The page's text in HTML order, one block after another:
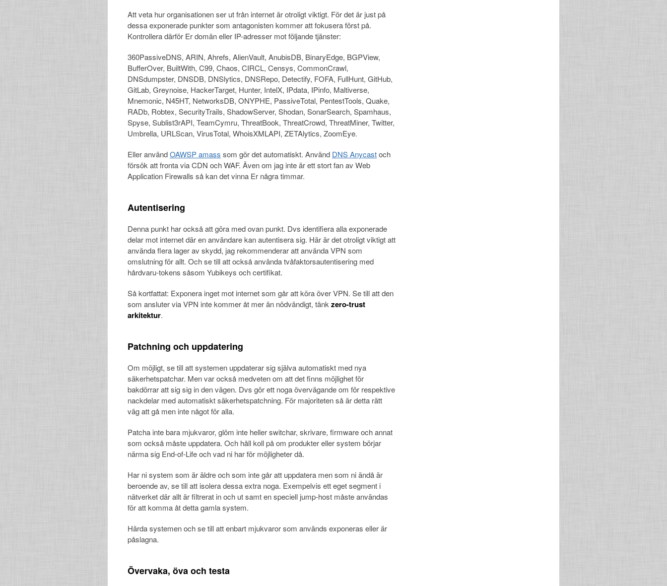
Att veta hur organisationen ser ut från internet är otroligt viktigt. För det är just på
dessa exponerade punkter som antagonisten kommer att fokusera först på.
Kontrollera därför Er domän eller IP-adresser mot följande tjänster:
360PassiveDNS, ARIN, Ahrefs, AlienVault, AnubisDB, BinaryEdge, BGPView,
BufferOver, BuiltWith, C99, Chaos, CIRCL, Censys, CommonCrawl,
DNSdumpster, DNSDB, DNSlytics, DNSRepo, Detectify, FOFA, FullHunt, GitHub,
GitLab, Greynoise, HackerTarget, Hunter, IntelX, IPdata, IPinfo, Maltiverse,
Mnemonic, N45HT, NetworksDB, ONYPHE, PassiveTotal, PentestTools, Quake,
RADb, Robtex, SecurityTrails, ShadowServer, Shodan, SonarSearch, Spamhaus,
Spyse, Sublist3rAPI, TeamCymru, ThreatBook, ThreatCrowd, ThreatMiner, Twitter,
Umbrella, URLScan, VirusTotal, WhoisXMLAPI, ZETAlytics, ZoomEye.
Eller användOAWSP amass som gör det automatiskt. Använd DNS Anycastoch
försök att fronta via CDN och WAF. Även om jag inte är ett stort fan av Web
Application Firewalls så kan det vinna Er några timmar.
Autentisering
Denna punkt har också att göra med ovan punkt. Dvs identifiera alla exponerade
delar mot internet där en användare kan autentisera sig. Här är det otroligt viktigt att
använda flera lager av skydd, jag rekommenderar att använda VPN som
omslutning för allt. Och se till att också använda tvåfaktorsautentisering med
hårdvaru-tokens såsom Yubikeys och certifikat.
Så kortfattat: Exponera inget mot internet som går att köra över VPN. Se till att den
som ansluter via VPN inte kommer åt mer än nödvändigt, tänk zero-trust
arkitektur.
Patchning och uppdatering
Om möjligt, se till att systemen uppdaterar sig själva automatiskt med nya
säkerhetspatchar. Men var också medveten om att det finns möjlighet för
bakdörrar att sig sig in den vägen. Dvs gör ett noga övervägande om för respektive
nackdelar med automatiskt säkerhetspatchning. För majoriteten så är detta rätt
väg att gå men inte något för alla.
Patcha inte bara mjukvaror, glöm inte heller switchar, skrivare, firmware och annat
som också måste uppdatera. Och håll koll på om produkter eller system börjar
närma sig End-of-Life och vad ni har för möjligheter då.
Har ni system som är äldre och som inte går att uppdatera men som ni ändå är
beroende av, se till att isolera dessa extra noga. Exempelvis ett eget segment i
nätverket där allt är filtrerat in och ut samt en speciell jump-host måste användas
för att komma åt detta gamla system.
Härda systemen och se till att enbart mjukvaror som används exponeras eller är
påslagna.
Övervaka, öva och testa